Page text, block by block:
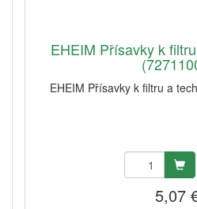
EHEIM Přísavky k
EHEIM Přísavky k filtru a
5,07